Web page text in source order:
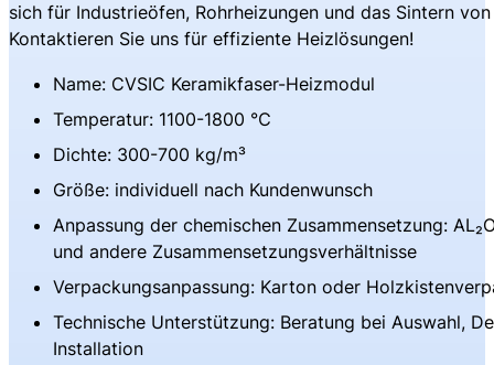
sich für Industrieöfen, Rohrheizungen und das Sintern
Kontaktieren Sie uns für effiziente Heizlösungen!
Name: CVSIC Keramikfaser-Heizmodul
Temperatur: 1100-1800 ℃
Dichte: 300-700 kg/m³
Größe: individuell nach Kundenwunsch
Anpassung der chemischen Zusammensetzung:
und andere Zusammensetzungsverhältnisse
Verpackungsanpassung: Karton oder
Technische Unterstützung: Beratung bei Auswahl,
Installation